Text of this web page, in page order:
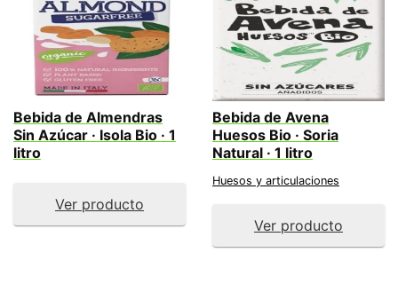
Bebida de Almendras
Sin Azúcar · Isola Bio · 1
litro
Ver producto
Bebida de Avena
Huesos Bio · Soria
Natural · 1 litro
Huesos y articulaciones
Ver producto